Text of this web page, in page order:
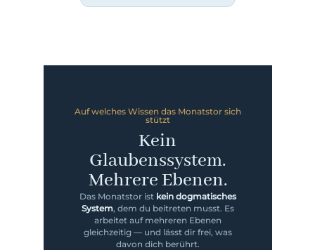
Auf welches Wissen das Monatstor sich
stützt
Kein
Glaubenssystem.
Mehrere Ebenen.
Das Monatstor ist kein dogmatisches
System, dem du beitreten musst. Es
arbeitet auf mehreren Ebenen
gleichzeitig — und lässt dir frei, was
davon dich berührt.